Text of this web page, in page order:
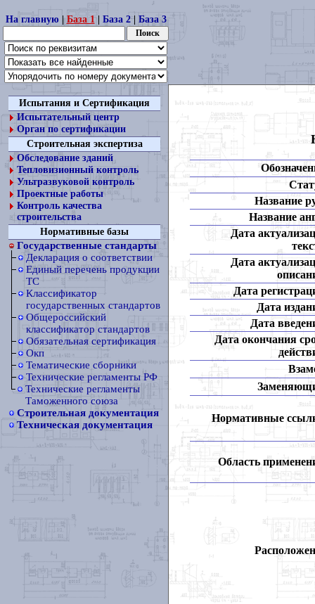
На главную| База 1| База 2| База 3
Испытания и Сертификация
Испытательный центр
Орган по сертификации
Строительная экспертиза
Обследование зданий
Тепловизионный контроль
Ультразвуковой контроль
Проектные работы
Контроль качества
строительства
Нормативные базы
Государственные стандарты
Декларация о соответствии
Единый перечень продукции
ТС
Классификатор
государственных стандартов
Общероссийский
классификатор стандартов
Обязательная сертификация
Окп
Тематические сборники
Технические регламенты РФ
Технические регламенты
Таможенного союза
Строительная документация
Техническая документация
Название
Название
Дата
Дата
Дата
Дата
Дата
Дата окончания
Нормативные
Область